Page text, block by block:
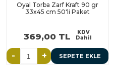
Oyal Torba Zarf Kraft 90 gr
33x45 cm 50'li Paket
369,00 TL
KDV
Dahil
- + SEPETE EKLE